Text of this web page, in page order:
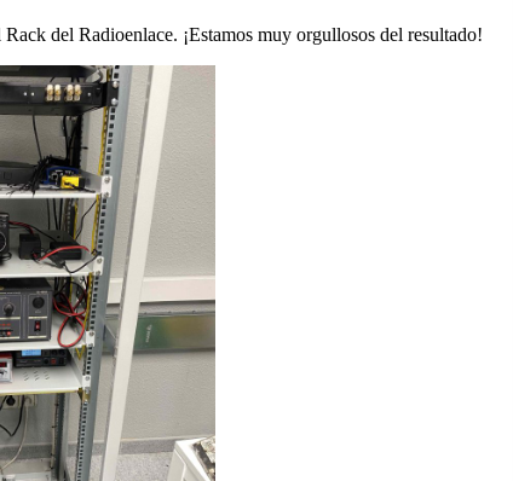
del Radioenlace. ¡Estamos muy orgullosos del resultado!